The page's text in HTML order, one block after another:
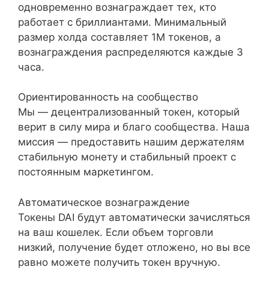
одновременно вознаграждает тех, кто
работает с бриллиантами. Минимальный
размер холда составляет 1М токенов, а
вознаграждения распределяются каждые 3
часа.
Ориентированность на сообщество
Мы — децентрализованный токен, который
верит в силу мира и благо сообщества. Наша
миссия — предоставить нашим держателям
стабильную монету и стабильный проект с
постоянным маркетингом.
Автоматическое вознаграждение
Токены DAI будут автоматически зачисляться
на ваш кошелек. Если объем торговли
низкий, получение будет отложено, но вы все
равно можете получить токен вручную.